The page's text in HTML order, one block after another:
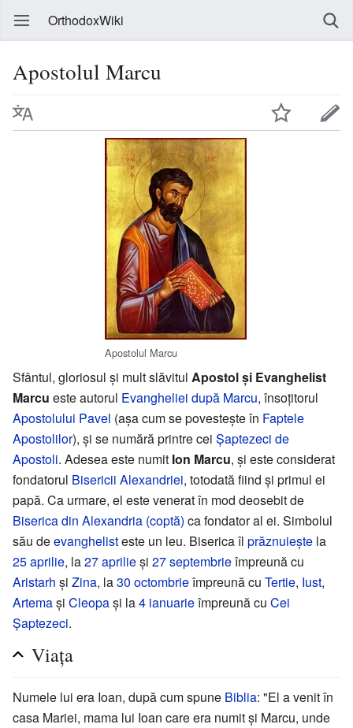
OrthodoxWiki
Apostolul Marcu
Apostolul Marcu
Sfântul, gloriosul și mult slăvitul Apostol și Evanghelist
Marcu este autorul Evangheliei după Marcu, însoțitorul
Apostolului Pavel (așa cum se povestește în Faptele
Apostolilor), și se numără printre cei Șaptezeci de
Apostoli. Adesea este numit Ion Marcu, și este considerat
fondatorul Bisericii Alexandriei, totodată fiind și primul ei
papă. Ca urmare, el este venerat în mod deosebit de
Biserica din Alexandria (coptă) ca fondator al ei. Simbolul
său deevanghelisteste un leu. Biserica îl prăznuiește la
25 aprilie, la27 aprilieși 27 septembrieîmpreună cu
Aristarh și Zina, la30 octombrieîmpreună cu Tertie, Iust,
Artemași Cleopași la4 ianuarieîmpreună cu Cei
Șaptezeci.
Viața
Numele lui era Ioan, după cum spune Biblia: "El a venit în
casa Mariei, mama lui Ioan care era numit și Marcu, unde